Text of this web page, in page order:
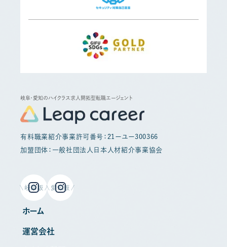
岐阜・愛知のハイクラス求人開拓型転職エージェント
有料職業紹介事業許可番号：21ーユー300366
加盟団体：一般社団法人日本人材紹介事業協会
岐阜版 愛知版
ホーム
運営会社